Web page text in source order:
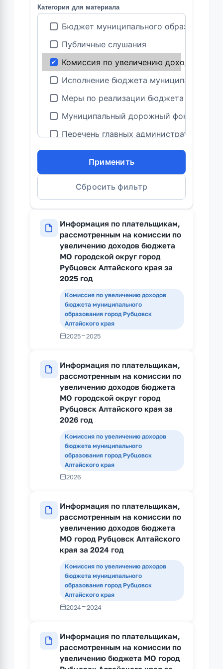
Категория для материала
Информация по плательщикам,
рассмотренным на комиссии по
увеличению доходов бюджета
МО городской округ город
Рубцовск Алтайского края за
2025 год
Комиссия по увеличению доходов
бюджета муниципального
образования город Рубцовск
Алтайского края
2025-2025
Информация по плательщикам,
рассмотренным на комиссии по
увеличению доходов бюджета
МО городской округ город
Рубцовск Алтайского края за
2026 год
Комиссия по увеличению доходов
бюджета муниципального
образования город Рубцовск
Алтайского края
2026
Информация по плательщикам,
рассмотренным на комиссии по
увеличению доходов бюджета
МО город Рубцовск Алтайского
края за 2024 год
Комиссия по увеличению доходов
бюджета муниципального
образования город Рубцовск
Алтайского края
2024-2024
Информация по плательщикам,
рассмотренным на комиссии по
увеличению бюджета МО город